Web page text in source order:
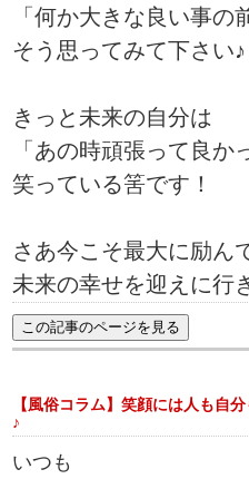
「何か大きな良い事の
そう思ってみて下さい♪
きっと未来の自分は
「あの時頑張って良か
笑っている筈です！
さあ今こそ最大に励ん
未来の幸せを迎えに行
【風俗コラム】笑顔には人も自
♪
いつも